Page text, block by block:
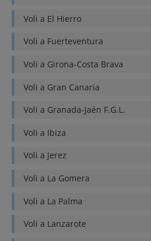
Voli a El Hierro
Voli a Fuerteventura
Voli a Girona-Costa Brava
Voli a Gran Canaria
Voli a Granada-Jaén F.G.L.
Voli a Ibiza
Voli a Jerez
Voli a La Gomera
Voli a La Palma
Voli a Lanzarote